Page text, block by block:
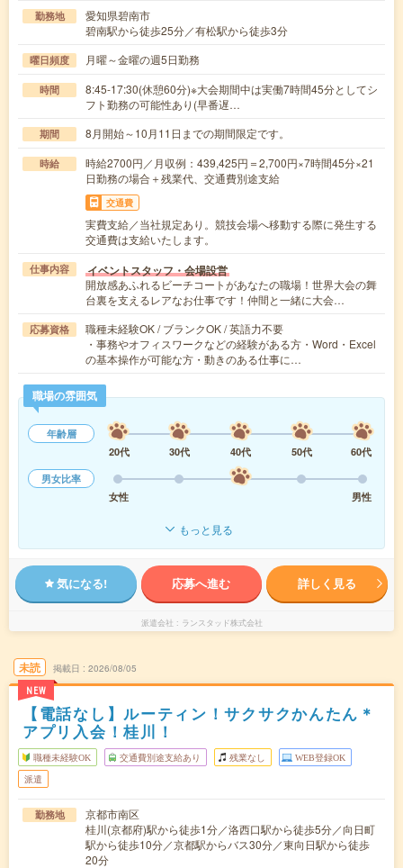
勤務地
愛知県碧南市
碧南駅から徒歩25分／有松駅から徒歩3分
曜日頻度 月曜～金曜の週5日勤務
時間
8:45-17:30(休憩60分)※大会期間中は実働7時間45分としてシ
フト勤務の可能性あり(早番遅…
期間 8月開始～10月11日までの期間限定です。
時給
時給2700円／月収例：439,425円＝2,700円×7時間45分×21
日勤務の場合＋残業代、交通費別途支給
交通費
実費支給／当社規定あり。競技会場へ移動する際に発生する
交通費は支給いたします。
仕事内容 イベントスタッフ・会場設営
開放感あふれるビーチコートがあなたの職場！世界大会の舞
台裏を支えるレアなお仕事です！仲間と一緒に大会…
応募資格
職種未経験OK / ブランクOK / 英語力不要
・事務やオフィスワークなどの経験がある方・Word・Excel
の基本操作が可能な方・動きのある仕事に…
職場の雰囲気
年齢層
20代
30代 40代 50代
60代
男女比率
女性
男性
もっと見る
気になる! 応募へ進む 詳しく見る
派遣会社 ランスタッド株式会社
未読
NEW
掲載日 2026/08/05
【電話なし】ルーティン！サクサクかんたん＊
アプリ入会！桂川！
職種未経験OK 交通費別途支給あり 残業なし WEB登録OK
派遣
勤務地
京都市南区
桂川(京都府)駅から徒歩1分／洛西口駅から徒歩5分／向日町
駅から徒歩10分／京都駅からバス30分／東向日駅から徒歩
20分